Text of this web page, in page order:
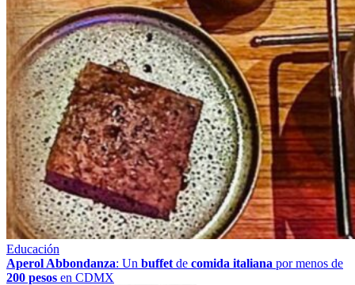
Educación
Aperol Abbondanza: Un buffet de comida italiana por menos de
200 pesos en CDMX